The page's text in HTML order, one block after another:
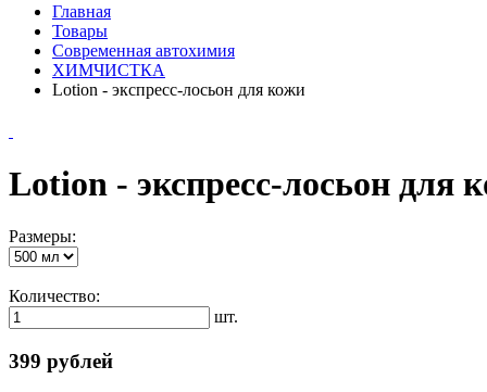
Главная
Товары
Современная автохимия
ХИМЧИСТКА
Lotion - экспресс-лосьон для кожи
Lotion - экспресс-лосьон для
Размеры:
Количество:
шт.
399 рублей